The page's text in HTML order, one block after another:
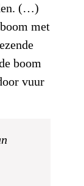
(…)
met
boom
vuur